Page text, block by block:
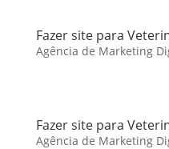
Fazer site para
Agência de Marketing
Fazer site para
Agência de Marketing